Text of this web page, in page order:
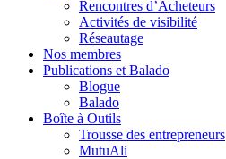
Rencontres d’Acheteurs
Activités de visibilité
Réseautage
Nos membres
Publications et Balado
Blogue
Balado
Boîte à Outils
Trousse des entrepreneurs
MutuAli